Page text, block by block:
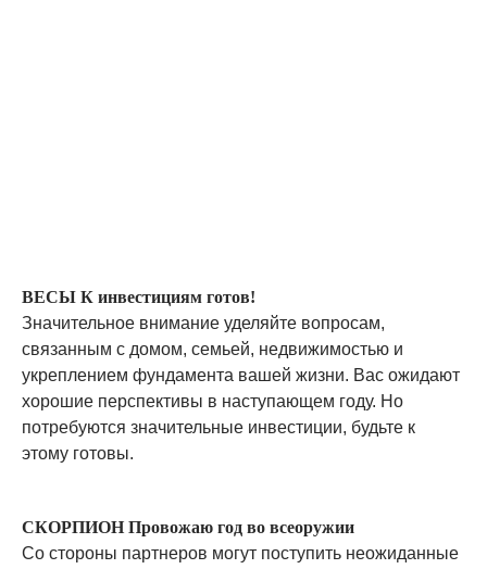
ВЕСЫ К инвестициям готов!
Значительное внимание уделяйте вопросам,
связанным с домом, семьей, недвижимостью и
укреплением фундамента вашей жизни. Вас ожидают
хорошие перспективы в наступающем году. Но
потребуются значительные инвестиции, будьте к
этому готовы.
СКОРПИОН Провожаю год во всеоружии
Со стороны партнеров могут поступить неожиданные